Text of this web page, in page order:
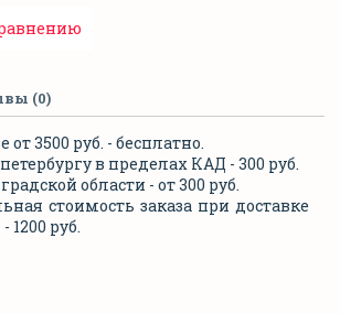
(0)
от 3500 руб. - бесплатно.
в пределах КАД - 300 руб.
области - от 300 руб.
стоимость заказа при доставке
1200 руб.